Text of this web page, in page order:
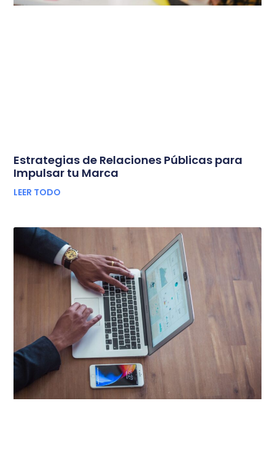
Estrategias de Relaciones Públicas para
Impulsar tu Marca
LEER TODO